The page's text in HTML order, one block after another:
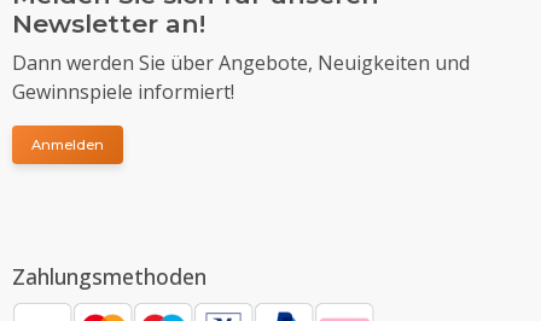
Newsletter an!
Dann werden Sie über Angebote, Neuigkeiten und
Gewinnspiele informiert!
Anmelden
Zahlungsmethoden